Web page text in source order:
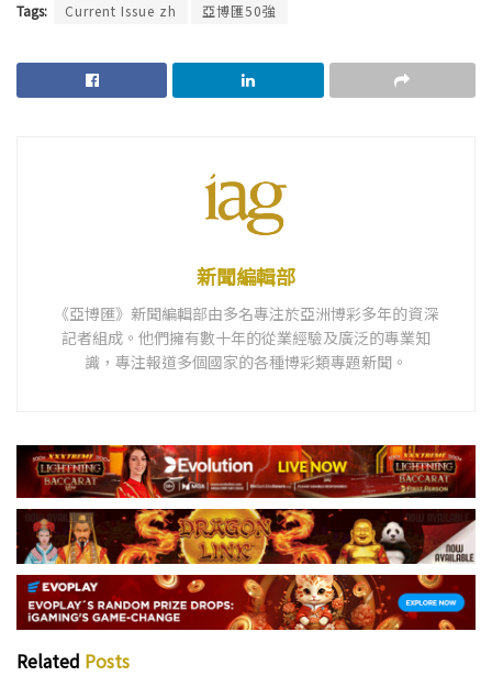
Tags: Current Issue zh 亞博匯50強
新聞編輯部
《亞博匯》新聞編輯部由多名專注於亞洲博彩多年的資深
記者組成。他們擁有數十年的從業經驗及廣泛的專業知
識，專注報道多個國家的各種博彩類專題新聞。
Related Posts